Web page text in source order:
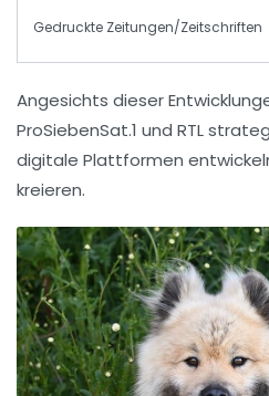
Gedruckte Zeitungen/Zeitschriften
Angesichts dieser
ProSiebenSat.1 und RTL
digitale Plattformen
kreieren.